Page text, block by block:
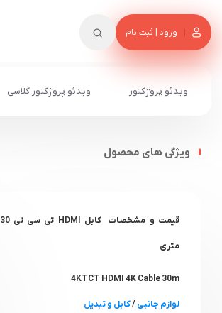
ورود | ثبت نام
ویدئو پروژکتور ویدئو پروژکتور کلاسی
ویژگی های محصول
قیمت و مشخصات کابل HDMI تی سی تی 30
متری
4KTCT HDMI 4K Cable 30m
لوازم جانبی/کابل و تبدیل